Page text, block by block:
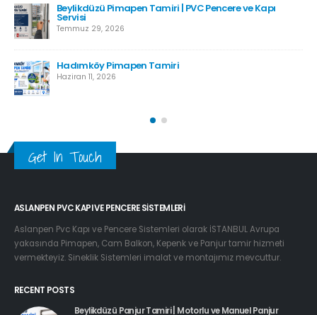
Beylikdüzü Pimapen Tamiri | PVC Pencere ve Kapı
Servisi
Temmuz 29, 2026
Hadımköy Pimapen Tamiri
Haziran 11, 2026
Get In Touch
ASLANPEN PVC KAPI VE PENCERE SISTEMLERI
Aslanpen Pvc Kapı ve Pencere Sistemleri olarak İSTANBUL Avrupa
yakasında Pimapen, Cam Balkon, Kepenk ve Panjur tamir hizmeti
vermekteyiz. Sineklik Sistemleri imalat ve montajımız mevcuttur.
RECENT POSTS
Beylikdüzü Panjur Tamiri | Motorlu ve Manuel Panjur